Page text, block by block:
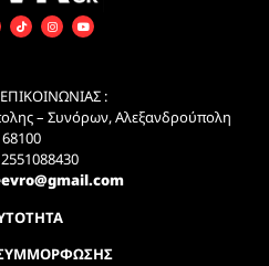
:
– Συνόρων, Αλεξανδρούπολη
68100